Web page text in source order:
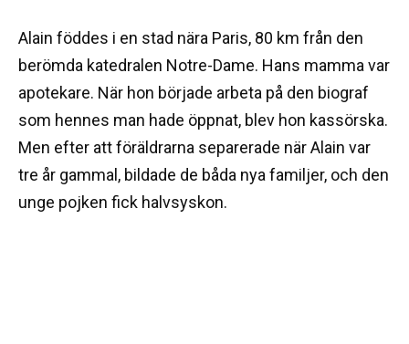
Alain föddes i en stad nära Paris, 80 km från den
berömda katedralen Notre-Dame. Hans mamma var
apotekare. När hon började arbeta på den biograf
som hennes man hade öppnat, blev hon kassörska.
Men efter att föräldrarna separerade när Alain var
tre år gammal, bildade de båda nya familjer, och den
unge pojken fick halvsyskon.